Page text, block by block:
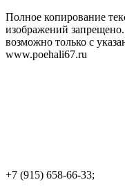
Полное копирование
изображений
возможно только с
www.poehali67.ru
+7 (915) 658-66-33;